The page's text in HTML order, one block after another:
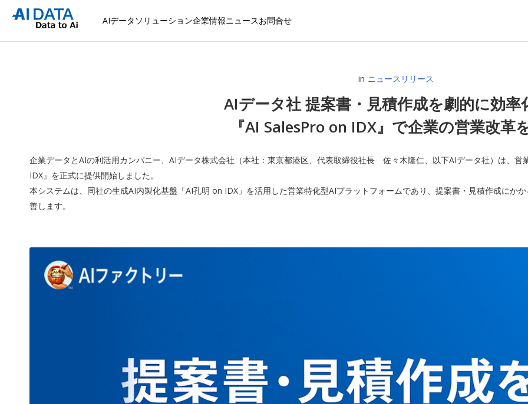
AIデータソリューション企業情報ニュースお問合せ
in ニュースリリース
AIデータ社 提案書・見積作成を劇的に効率
『AI SalesPro on IDX』で企業の営業改革
企業データとAIの利活用カンパニー、AIデータ株式会社（本社：東京都港区、代表取締役社長 佐々木隆仁、以下AIデータ社）は、
IDX』を正式に提供開始しました。
本システムは、同社の生成AI内製化基盤「AI孔明 on IDX」を活用した営業特化型AIプラットフォームであり、提案書・見積作成にか
善します。